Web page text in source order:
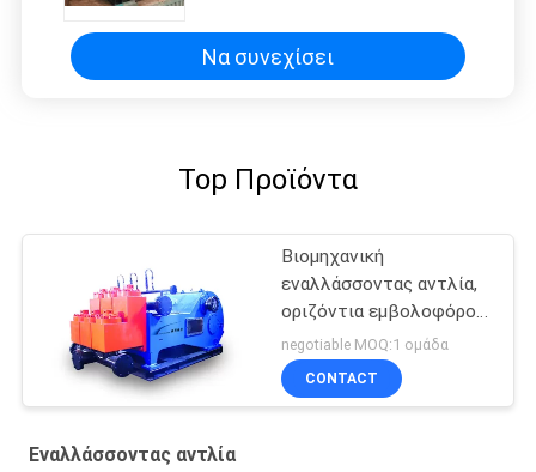
Να συνεχίσει
Top Προϊόντα
Βιομηχανική
εναλλάσσοντας αντλία,
οριζόντια εμβολοφόρος
αντλία τριών κυλίνδρων
negotiable MOQ:1 ομάδα
CONTACT
Εναλλάσσοντας αντλία